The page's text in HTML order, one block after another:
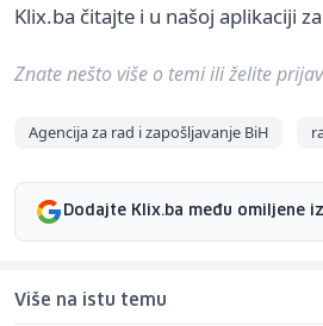
Klix.ba čitajte i u našoj aplikaciji za
Znate nešto više o temi ili želite
Agencija za rad i zapošljavanje BiH
Dodajte Klix.ba među omiljene
Više na istu temu